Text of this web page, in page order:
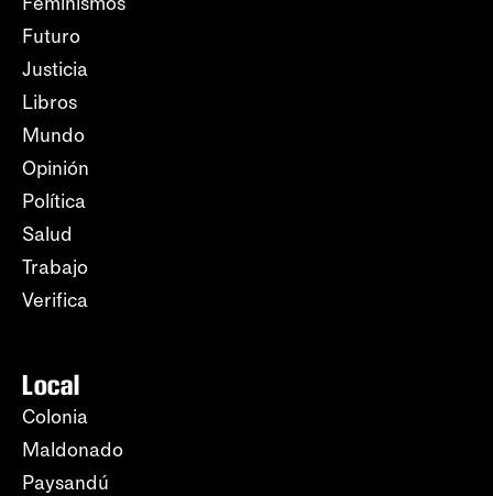
Futuro
Justicia
Libros
Mundo
Opinión
Política
Salud
Trabajo
Verifica
Local
Colonia
Maldonado
Paysandú